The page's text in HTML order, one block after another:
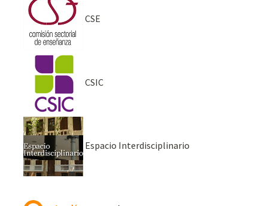
CSE
CSIC
Espacio Interdisciplinario